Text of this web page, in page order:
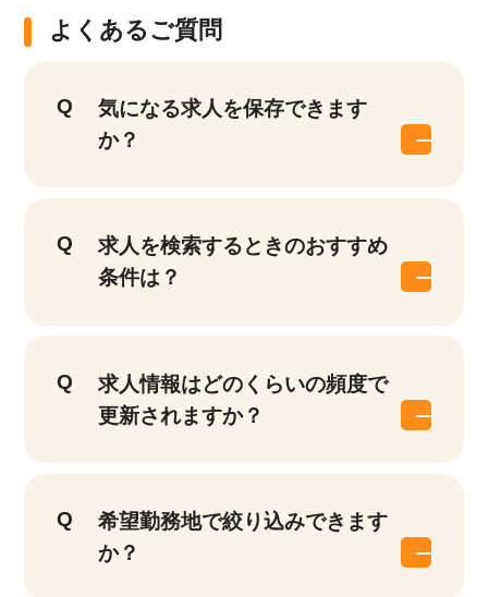
よくあるご質問
気になる求人を保存できます
か？
求人を検索するときのおすすめ
条件は？
求人情報はどのくらいの頻度で
更新されますか？
希望勤務地で絞り込みできます
か？